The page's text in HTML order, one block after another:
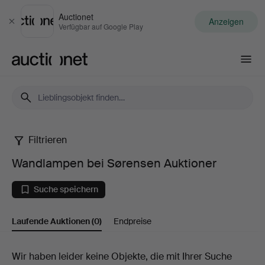
Schließen
Auctionet
Verfügbar auf Google Play Anzeigen
Wandlampen
bei
Sørensen
Auktioner
Filtrieren
Wandlampen bei Sørensen Auktioner
Suche speichern
Laufende Auktionen(0) Endpreise
Laufende
Wir haben leider keine Objekte, die mit Ihrer Suche